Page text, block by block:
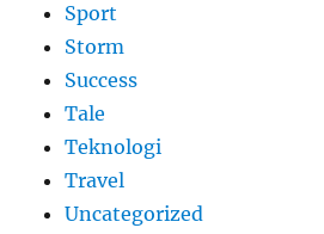
Sport
Storm
Success
Tale
Teknologi
Travel
Uncategorized